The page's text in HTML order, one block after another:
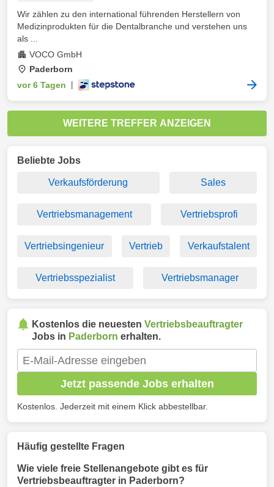
Wir zählen zu den international führenden Herstellern von
Medizinprodukten für die Dentalbranche und verstehen uns
als ...
VOCO GmbH
Paderborn
vor 6 Tagen
WEITERE TREFFER ANZEIGEN
Beliebte Jobs
Verkaufsförderung Sales
Vertriebsmanagement Vertriebsprofi
Vertriebsingenieur Vertrieb Verkaufstalent
Vertriebsspezialist Vertriebsmanager
Kostenlos die neuesten Vertriebsbeauftragter
Jobs in Paderborn erhalten.
Jetzt passende Jobs erhalten
Kostenlos. Jederzeit mit einem Klick abbestellbar.
Häufig gestellte Fragen
Wie viele freie Stellenangebote gibt es für
Vertriebsbeauftragter in Paderborn?